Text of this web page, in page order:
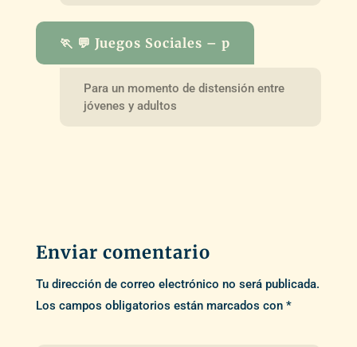
🏃 💬 Juegos Sociales – p
Para un momento de distensión entre
jóvenes y adultos
Enviar comentario
Tu dirección de correo electrónico no será publicada.
Los campos obligatorios están marcados con *